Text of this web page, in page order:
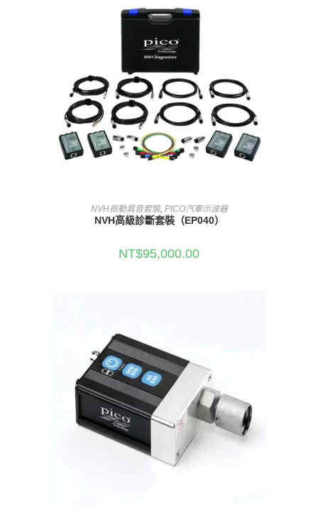
加入購物車
NVH振動異音套裝, PICO汽車示波器
NVH高級診斷套裝（EP040）
NT$95,000.00